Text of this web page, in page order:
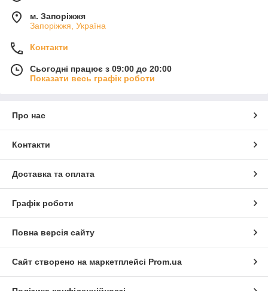
м. Запоріжжя
Запоріжжя, Україна
Контакти
Сьогодні працює з 09:00 до 20:00
Показати весь графік роботи
Про нас
Контакти
Доставка та оплата
Графік роботи
Повна версія сайту
Сайт створено на маркетплейсі Prom.ua